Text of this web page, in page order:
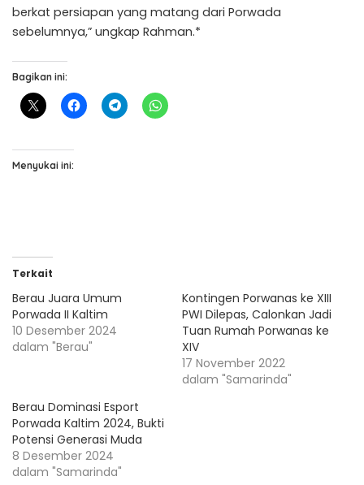
berkat persiapan yang matang dari Porwada
sebelumnya,” ungkap Rahman.*
Bagikan ini:
Menyukai ini:
Terkait
Berau Juara Umum
Porwada II Kaltim
10 Desember 2024
dalam "Berau"
Kontingen Porwanas ke XIII
PWI Dilepas, Calonkan Jadi
Tuan Rumah Porwanas ke
XIV
17 November 2022
dalam "Samarinda"
Berau Dominasi Esport
Porwada Kaltim 2024, Bukti
Potensi Generasi Muda
8 Desember 2024
dalam "Samarinda"